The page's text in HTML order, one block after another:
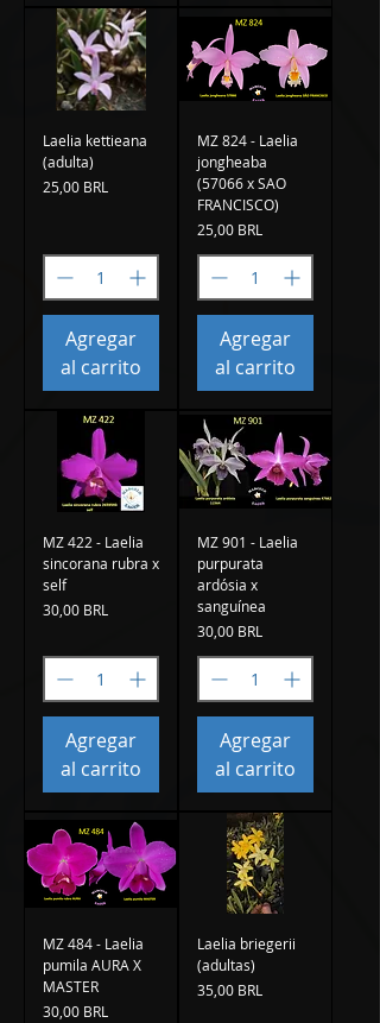
Laelia kettieana
(adulta)
Precio
25,00 BRL
Agregar
al carrito
MZ 824 - Laelia
jongheaba
(57066 x SAO
FRANCISCO)
Precio
25,00 BRL
Agregar
al carrito
MZ 422 - Laelia
sincorana rubra x
self
Precio
30,00 BRL
Agregar
al carrito
MZ 901 - Laelia
purpurata
ardósia x
sanguínea
Precio
30,00 BRL
Agregar
al carrito
MZ 484 - Laelia
pumila AURA X
MASTER
Precio
30,00 BRL
Laelia briegerii
(adultas)
Precio
35,00 BRL